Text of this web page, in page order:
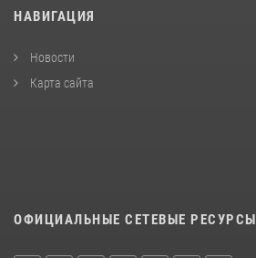
НАВИГАЦИЯ
Новости
Карта сайта
ОФИЦИАЛЬНЫЕ СЕТЕВЫЕ РЕСУРСЫ